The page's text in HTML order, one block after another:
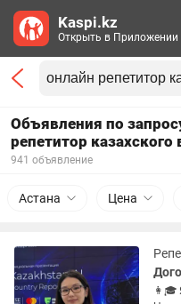
Объявления по
репетитор казахского
941 объявление
Астана Цена
👩🎓
Kaspi.kz
Открыть в Приложении